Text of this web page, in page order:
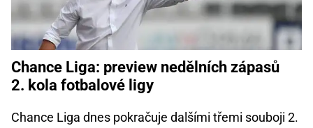
Chance Liga: preview nedělních zápasů
2. kola fotbalové ligy
Chance Liga dnes pokračuje dalšími třemi souboji 2.